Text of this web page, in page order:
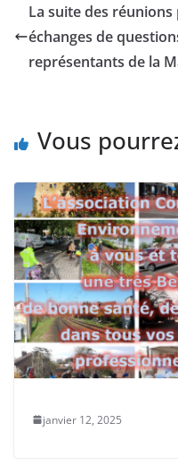
La suite des
échanges de
représentants de la
Vous
janvier 12, 2025